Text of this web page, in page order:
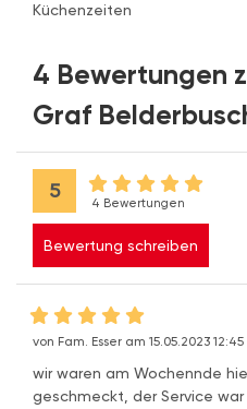
Küchenzeiten
4 Bewertungen
Graf
5
4 Bewertungen
Bewertung schreiben
von Fam. Esser am 15.05.2023 12:45
wir waren am Wochennde
geschmeckt, der Service